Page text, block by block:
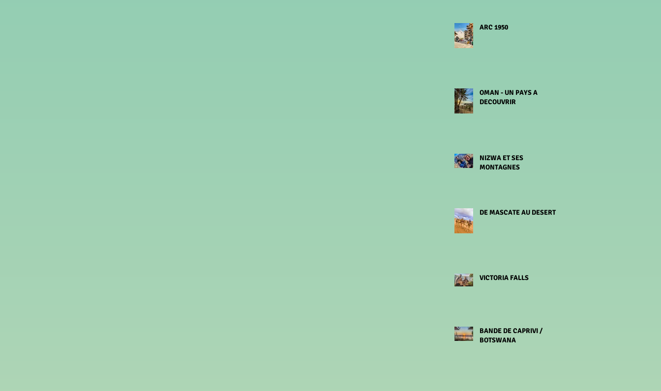
ARC 1950
OMAN - UN PAYS A
DECOUVRIR
NIZWA ET SES
MONTAGNES
DE MASCATE AU DESERT
VICTORIA FALLS
BANDE DE CAPRIVI /
BOTSWANA